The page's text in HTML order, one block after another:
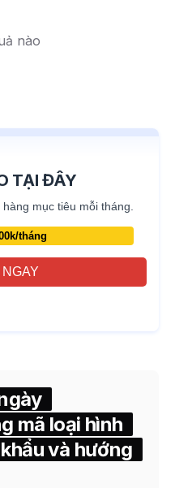
nào
TẠI ĐÂY
hàng mục tiêu mỗi tháng.
tháng
mã loại hình
và hướng